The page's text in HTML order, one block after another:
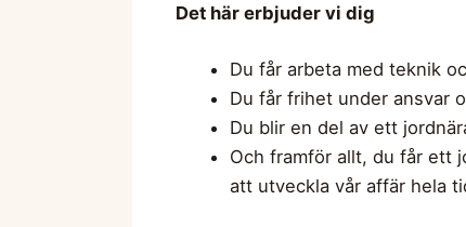
Det här erbjuder vi dig
Du får arbeta med teknik
Du får frihet under ansvar
Du blir en del av ett
Och framför allt, du får ett
att utveckla vår affär hela